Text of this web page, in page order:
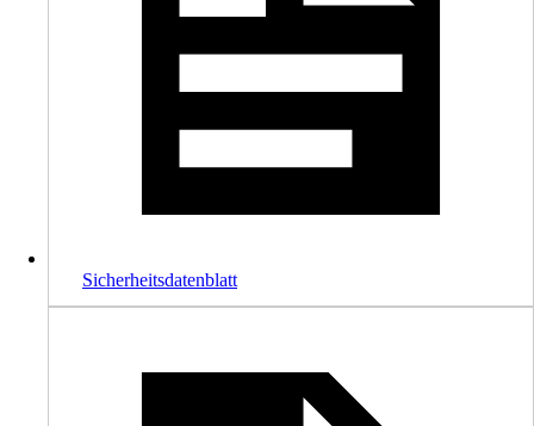
Sicherheitsdatenblatt